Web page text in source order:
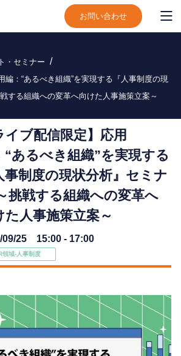
お問い合わせ
・セミナー
編：“あるべき組織”を実現する『人事制度の現
する組織への変革へ向けた人事施策立案～
イブ配信限定】応用
“あるべき組織”を実現する
事制度の現状分析』セミナ
挑戦する組織への変革へ
た人事施策立案～
09/25 15:00 - 17:00
領域-⼈事制度